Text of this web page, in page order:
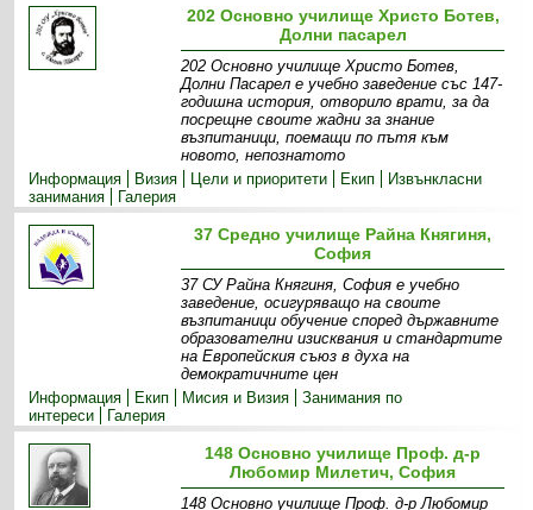
202 Основно училище Христо Ботев,
Долни пасарел
202 Основно училище Христо Ботев,
Долни Пасарел е учебно заведение със 147-
годишна история, отворило врати, за да
посрещне своите жадни за знание
възпитаници, поемащи по пътя към
новото, непознатото
Информация
Визия Цели и приоритети Екип
Извънкласни
занимания
Галерия
37 Средно училище Райна Княгиня,
София
37 СУ Райна Княгиня, София е учебно
заведение, осигуряващо на своите
възпитаници обучение според държавните
образователни изисквания и стандартите
на Европейския съюз в духа на
демократичните цен
Информация
Екип Мисия и Визия
Занимания по
интереси
Галерия
148 Основно училище Проф. д-р
Любомир Милетич, София
148 Основно училище Проф. д-р Любомир